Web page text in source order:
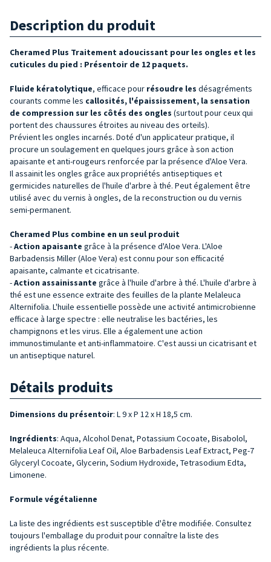
Description du produit
Cheramed Plus Traitement adoucissant pour les ongles et les
cuticules du pied : Présentoir de 12 paquets.
Fluide kératolytique, efficace pour résoudre les désagréments
courants comme les callosités, l'épaississement, la sensation
de compression sur les côtés des ongles (surtout pour ceux qui
portent des chaussures étroites au niveau des orteils).
Prévient les ongles incarnés. Doté d'un applicateur pratique, il
procure un soulagement en quelques jours grâce à son action
apaisante et anti-rougeurs renforcée par la présence d'Aloe Vera.
Il assainit les ongles grâce aux propriétés antiseptiques et
germicides naturelles de l'huile d'arbre à thé. Peut également être
utilisé avec du vernis à ongles, de la reconstruction ou du vernis
semi-permanent.
Cheramed Plus combine en un seul produit
-Action apaisante grâce à la présence d'Aloe Vera. L'Aloe
Barbadensis Miller (Aloe Vera) est connu pour son efficacité
apaisante, calmante et cicatrisante.
-Action assainissante grâce à l'huile d'arbre à thé. L'huile d'arbre à
thé est une essence extraite des feuilles de la plante Melaleuca
Alternifolia. L'huile essentielle possède une activité antimicrobienne
efficace à large spectre : elle neutralise les bactéries, les
champignons et les virus. Elle a également une action
immunostimulante et anti-inflammatoire. C'est aussi un cicatrisant et
un antiseptique naturel.
Détails produits
Dimensions du présentoir: L 9 x P 12 x H 18,5 cm.
Ingrédients: Aqua, Alcohol Denat, Potassium Cocoate, Bisabolol,
Melaleuca Alternifolia Leaf Oil, Aloe Barbadensis Leaf Extract, Peg-7
Glyceryl Cocoate, Glycerin, Sodium Hydroxide, Tetrasodium Edta,
Limonene.
Formule végétalienne
La liste des ingrédients est susceptible d'être modifiée. Consultez
toujours l'emballage du produit pour connaître la liste des
ingrédients la plus récente.